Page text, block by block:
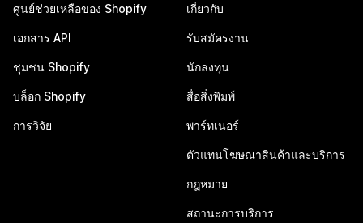
ศูนย์ช่วยเหลือของ Shopify
เอกสาร API
ชุมชน Shopify
บล็อก Shopify
การวิจัย
เกี่ยวกับ
รับสมัครงาน
นักลงทุน
สื่อสิ่งพิมพ์
พาร์ทเนอร์
ตัวแทนโฆษณาสินค้าและบริการ
กฎหมาย
สถานะการบริการ